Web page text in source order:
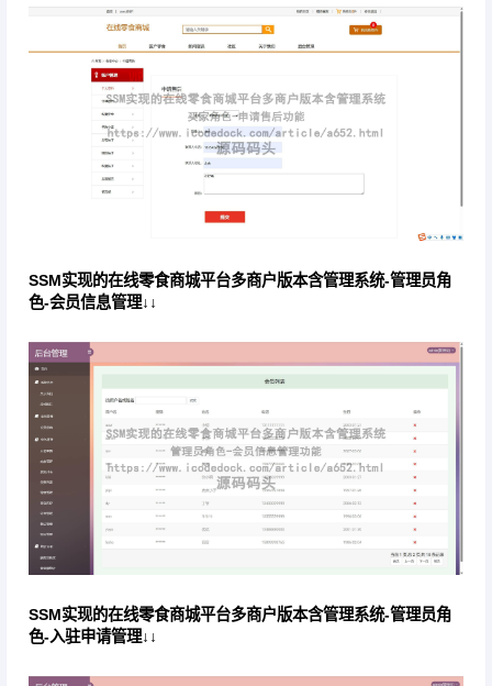
SSM实现的在线零食商城平台多商户版本含管理系统-管理员角
色-会员信息管理↓↓
SSM实现的在线零食商城平台多商户版本含管理系统-管理员角
色-入驻申请管理↓↓